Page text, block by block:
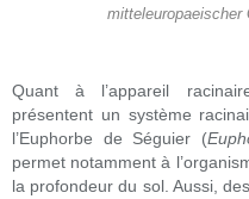
mitteleuropaeischer
Quant à l’appareil
présentent un système
l’Euphorbe de Séguier (
permet notamment à
la profondeur du sol. Aussi,